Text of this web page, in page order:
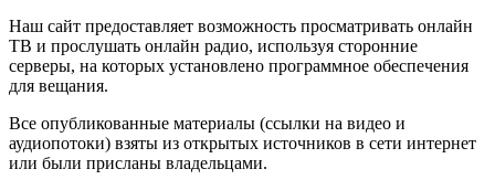
Наш сайт предоставляет возможность просматривать онлайн
ТВ и прослушать онлайн радио, используя сторонние
серверы, на которых установлено программное обеспечения
для вещания.
Все опубликованные материалы (ссылки на видео и
аудиопотоки) взяты из открытых источников в сети интернет
или были присланы владельцами.